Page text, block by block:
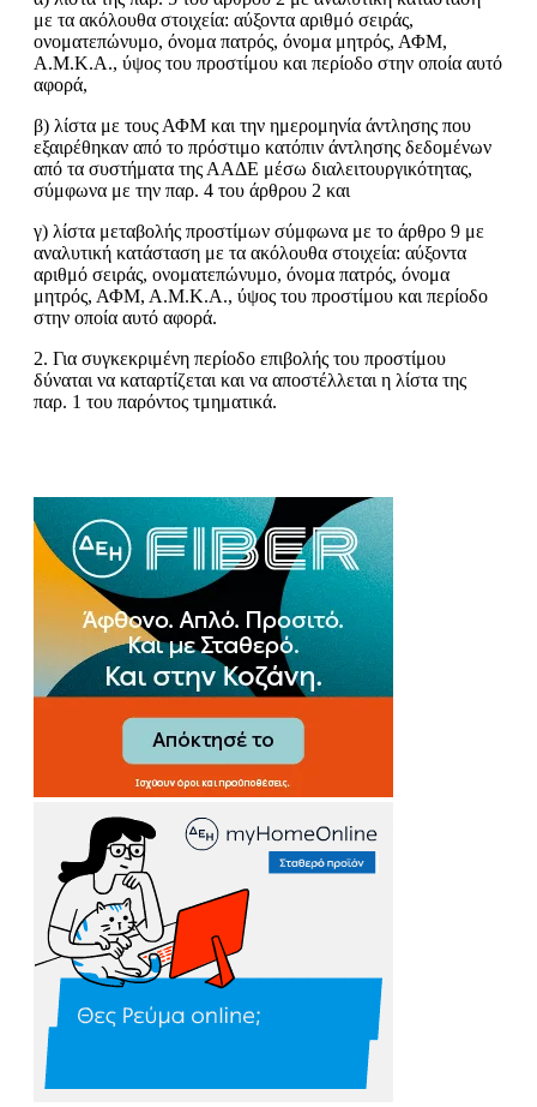
με τα ακόλουθα στοιχεία: αύξοντα αριθμό σειράς,
ονοματεπώνυμο, όνομα πατρός, όνομα μητρός, ΑΦΜ,
Α.Μ.Κ.Α., ύψος του προστίμου και περίοδο στην οποία αυτό
αφορά,
β) λίστα με τους ΑΦΜ και την ημερομηνία άντλησης που
εξαιρέθηκαν από το πρόστιμο κατόπιν άντλησης δεδομένων
από τα συστήματα της ΑΑΔΕ μέσω διαλειτουργικότητας,
σύμφωνα με την παρ. 4 του άρθρου 2 και
γ) λίστα μεταβολής προστίμων σύμφωνα με το άρθρο 9 με
αναλυτική κατάσταση με τα ακόλουθα στοιχεία: αύξοντα
αριθμό σειράς, ονοματεπώνυμο, όνομα πατρός, όνομα
μητρός, ΑΦΜ, Α.Μ.Κ.Α., ύψος του προστίμου και περίοδο
στην οποία αυτό αφορά.
2. Για συγκεκριμένη περίοδο επιβολής του προστίμου
δύναται να καταρτίζεται και να αποστέλλεται η λίστα της
παρ. 1 του παρόντος τμηματικά.